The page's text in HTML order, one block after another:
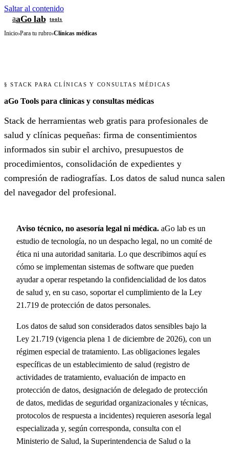
Saltar al contenido
aaGo lab tools
Inicio›Para tu rubro›Clínicas médicas
§ STACK PARA CLÍNICAS Y CONSULTAS MÉDICAS
aGo Tools para clínicas y consultas médicas
Stack de herramientas web gratis para profesionales de
salud y clínicas pequeñas: firma de consentimientos
informados sin subir el archivo, presupuestos de
procedimientos, consolidación de expedientes y
compresión de radiografías. Los datos de salud nunca salen
del navegador del profesional.
Aviso técnico, no asesoría legal ni médica. aGo lab es un
estudio de tecnología, no un despacho legal, no un comité de
ética ni una autoridad sanitaria. Lo que describimos aquí es
cómo se implementan sistemas de software que pueden
ayudar a operar respetando la confidencialidad de los datos
de salud y, en su caso, soportar el cumplimiento de la Ley
21.719 de protección de datos personales.
Los datos de salud son considerados datos sensibles bajo la
Ley 21.719 (vigencia plena 1 de diciembre de 2026), con un
régimen especial de tratamiento. Las obligaciones legales
específicas de un establecimiento de salud (registro de
actividades de tratamiento, evaluación de impacto en
protección de datos, designación de delegado de protección
de datos, medidas de seguridad organizacionales y técnicas,
protocolos de respuesta a incidentes) requieren asesoría legal
especializada y, según corresponda, consulta con el
Ministerio de Salud, la Superintendencia de Salud o la